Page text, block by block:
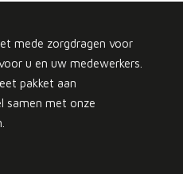
mede zorgdragen voor
u en uw medewerkers.
pakket aan
samen met onze